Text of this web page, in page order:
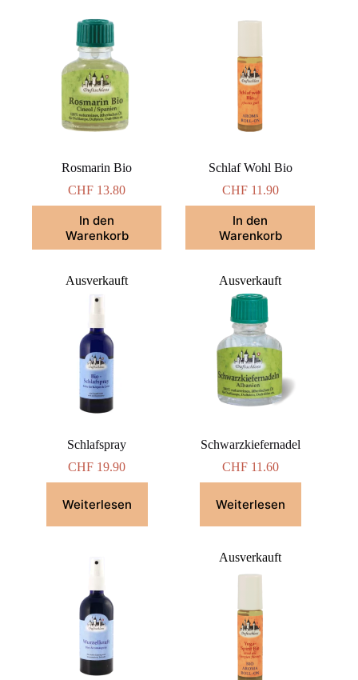
Rosmarin Bio
CHF 13.80
In den
Warenkorb
Schlaf Wohl Bio
CHF11.90
In den
Warenkorb
Ausverkauft
Schlafspray
CHF 19.90
Weiterlesen
Ausverkauft
Schwarzkiefernadel
CHF11.60
Weiterlesen
Ausverkauft